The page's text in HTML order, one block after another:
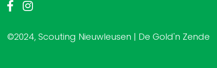
©2024, Scouting Nieuwleusen | De Gold'n Zende